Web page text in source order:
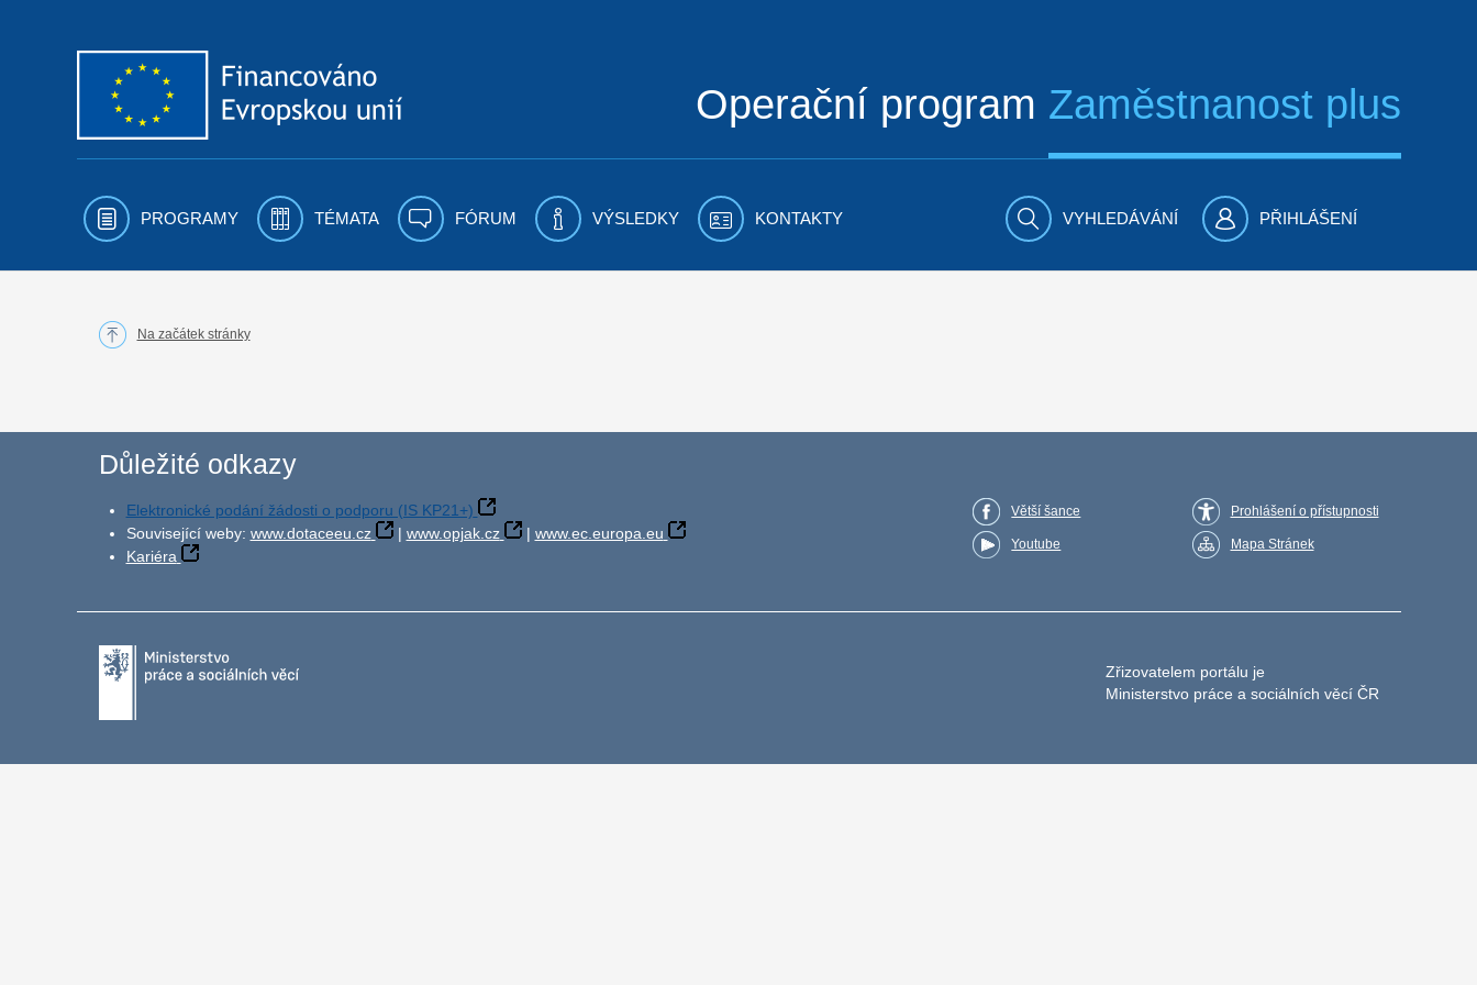
Operační program Zaměstnanost plus
PROGRAMY TÉMATA FÓRUM VÝSLEDKY KONTAKTY VYHLEDÁVÁNÍ PŘIHLÁŠENÍ
Na začátek stránky
Důležité odkazy
Elektronické podání žádosti o podporu (IS KP21+)
Související weby: www.dotaceeu.cz | www.opjak.cz | www.ec.europa.eu
Kariéra
Větší šance
Youtube
Prohlášení o přístupnosti
Mapa Stránek
Zřizovatelem portálu je
Ministerstvo práce a sociálních věcí ČR